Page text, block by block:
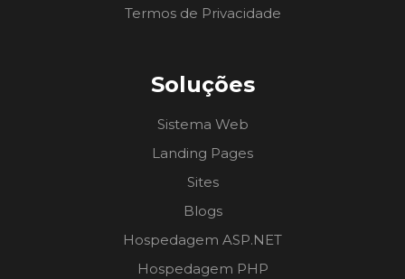
Termos de Privacidade
Soluções
Sistema Web
Landing Pages
Sites
Blogs
Hospedagem ASP.NET
Hospedagem PHP